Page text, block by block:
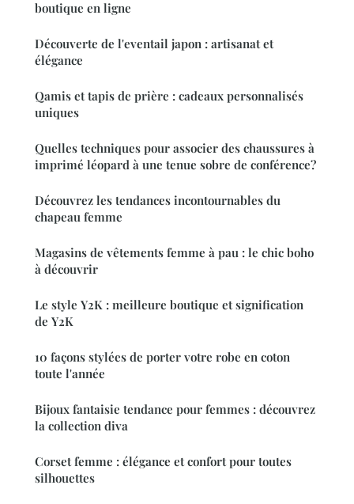
boutique en ligne
Découverte de l'eventail japon : artisanat et
élégance
Qamis et tapis de prière : cadeaux personnalisés
uniques
Quelles techniques pour associer des chaussures à
imprimé léopard à une tenue sobre de conférence?
Découvrez les tendances incontournables du
chapeau femme
Magasins de vêtements femme à pau : le chic boho
à découvrir
Le style Y2K : meilleure boutique et signification
de Y2K
10 façons stylées de porter votre robe en coton
toute l'année
Bijoux fantaisie tendance pour femmes : découvrez
la collection diva
Corset femme : élégance et confort pour toutes
silhouettes